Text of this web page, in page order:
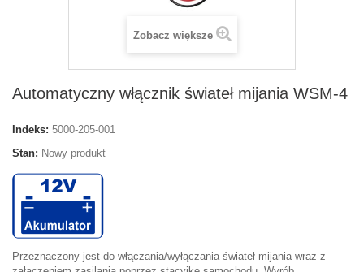
Zobacz większe
Automatyczny włącznik świateł mijania WSM-4
Indeks: 5000-205-001
Stan: Nowy produkt
Przeznaczony jest do włączania/wyłączania świateł mijania wraz z